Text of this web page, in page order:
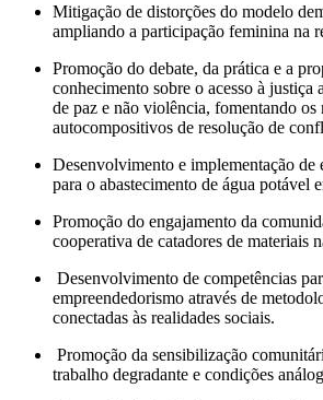
Mitigação de distorções do modelo
ampliando a participação feminina na
Promoção do debate, da prática e a
conhecimento sobre o acesso à justiça
de paz e não violência, fomentando os
autocompositivos de resolução de
Desenvolvimento e implementação de
para o abastecimento de água potável
Promoção do engajamento da
cooperativa de catadores de materiais
Desenvolvimento de competências
empreendedorismo através de
conectadas às realidades sociais.
Promoção da sensibilização
trabalho degradante e condições